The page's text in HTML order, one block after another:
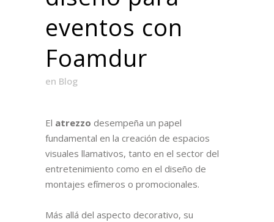
eventos con
Foamdur
en Blog
El atrezzo desempeña un papel
fundamental en la creación de espacios
visuales llamativos, tanto en el sector del
entretenimiento como en el diseño de
montajes efímeros o promocionales.
Más allá del aspecto decorativo, su